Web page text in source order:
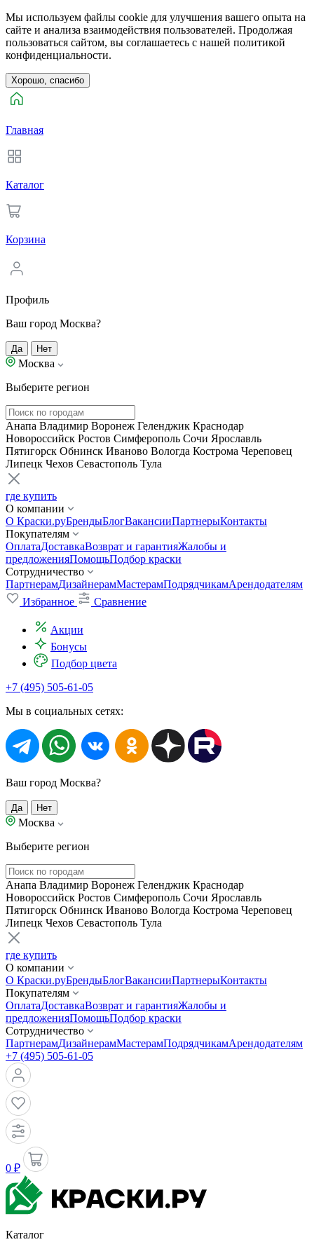
Мы используем файлы cookie для улучшения вашего опыта на
сайте и анализа взаимодействия пользователей. Продолжая
пользоваться сайтом, вы соглашаетесь с нашей политикой
конфиденциальности.
Хорошо, спасибо
Главная
Каталог
Корзина
Профиль
Ваш город Москва?
Да Нет
Москва
Выберите регион
Анапа Владимир Воронеж Геленджик Краснодар
Новороссийск Ростов Симферополь Сочи Ярославль
Пятигорск Обнинск Иваново Вологда Кострома Череповец
Липецк Чехов Севастополь Тула
где купить
О компании
О Краски.руБрендыБлогВакансииПартнерыКонтакты
Покупателям
ОплатаДоставкаВозврат и гарантияЖалобы и
предложенияПомощьПодбор краски
Сотрудничество
ПартнерамДизайнерамМастерамПодрядчикамАрендодателям
Избранное
Сравнение
Акции
Бонусы
Подбор цвета
+7 (495) 505-61-05
Мы в социальных сетях:
Ваш город Москва?
Да Нет
Москва
Выберите регион
Анапа Владимир Воронеж Геленджик Краснодар
Новороссийск Ростов Симферополь Сочи Ярославль
Пятигорск Обнинск Иваново Вологда Кострома Череповец
Липецк Чехов Севастополь Тула
где купить
О компании
О Краски.руБрендыБлогВакансииПартнерыКонтакты
Покупателям
ОплатаДоставкаВозврат и гарантияЖалобы и
предложенияПомощьПодбор краски
Сотрудничество
ПартнерамДизайнерамМастерамПодрядчикамАрендодателям
+7 (495) 505-61-05
0 ₽
Каталог